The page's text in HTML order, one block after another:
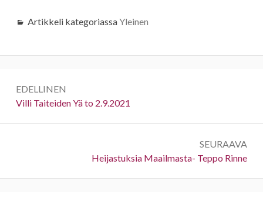
Artikkeli kategoriassaYleinen
selaus
EDELLINEN
Edellinen:
Villi Taiteiden Yä to 2.9.2021
SEURAAVA
Seuraava:
Heijastuksia Maailmasta- Teppo Rinne